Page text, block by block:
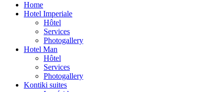
Home
Hotel Imperiale
Hôtel
Services
Photogallery
Hotel Man
Hôtel
Services
Photogallery
Kontiki suites